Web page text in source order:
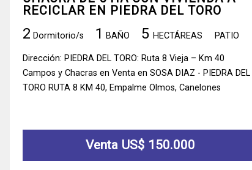
RECICLAR EN PIEDRA DEL TORO
2 Dormitorio/s 1 BAÑO 5HECTÁREAS PATIO
Dirección: PIEDRA DEL TORO: Ruta 8 Vieja – Km 40
Campos y Chacras en Venta en SOSA DIAZ - PIEDRA DEL
TORO RUTA 8 KM 40, Empalme Olmos, Canelones
Venta US$ 150.000